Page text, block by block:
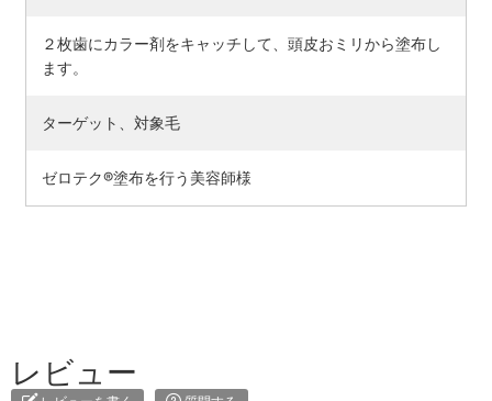
２枚歯にカラー剤をキャッチして、頭皮おミリから塗布し
ます。
ターゲット、対象毛
ゼロテク®塗布を行う美容師様
レビュー